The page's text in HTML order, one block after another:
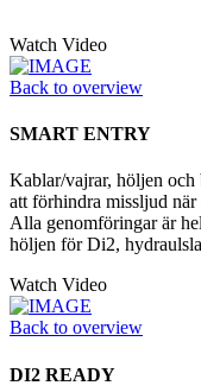
Watch Video
Back to overview
SMART ENTRY
Kablar/vajrar, höljen och
att förhindra missljud
Alla genomföringar är
höljen för Di2,
Watch Video
Back to overview
DI2 READY